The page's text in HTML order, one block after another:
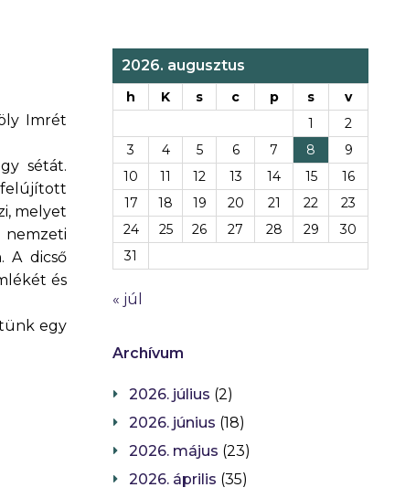
Imrét
sétát.
felújított
melyet
A dicső
és
egy
2026. augusztus
h K s c p s
v
1
2
3
4 5 6 7 8
9
10
11 12 13 14 15
16
17
18 19 20 21 22
23
24
25 26 27 28 29
30
31
« júl
Archívum
2026. július (2)
2026. június (18)
2026. május (23)
2026. április (35)